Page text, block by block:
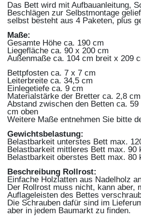
Das Bett wird mit Aufbauanleitung,
Beschlägen zur Selbstmontage
selbst besteht aus 4 Paketen, plus
Maße:
Gesamte Höhe ca. 190 cm
Liegefläche ca. 90 x 200 cm
Außenmaße ca. 104 cm breit x 209
Bettpfosten ca. 7 x 7 cm
Leiterbreite ca. 34,5 cm
Einlegetiefe ca. 9 cm
Materialstärke der Bretter ca. 2,8 cm
Abstand zwischen den Betten ca.
cm oben
Weitere Maße entnehmen Sie bitte
Gewichtsbelastung:
Belastbarkeit unterstes Bett max.
Belastbarkeit mittleres Bett max. 90
Belastbarkeit oberstes Bett max. 80
Beschreibung Rollrost:
Einfache Holzlatten aus Nadelholz
Der Rollrost muss nicht, kann aber,
Auflageleisten des Bettes
Die Schrauben dafür sind im
aber in jedem Baumarkt zu finden.